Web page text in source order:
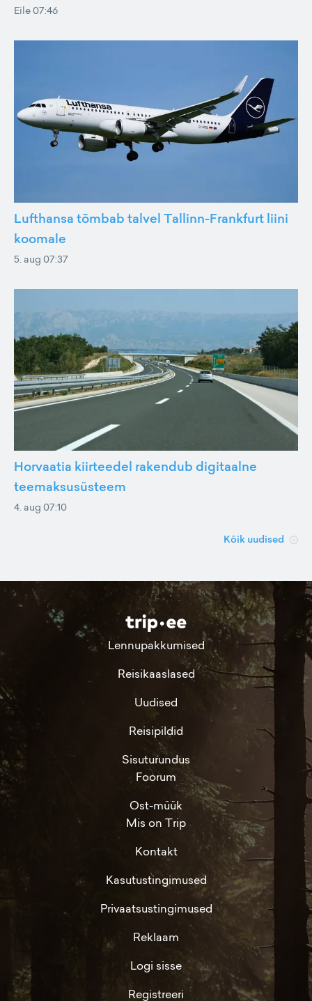
Eile 07:46
Lufthansa tõmbab talvel Tallinn-Frankfurt liini
koomale
5. aug 07:37
Horvaatia kiirteedel rakendub digitaalne
teemaksusüsteem
4. aug 07:10
Kõik uudised
Lennupakkumised
Reisikaaslased
Uudised
Reisipildid
Sisuturundus
Foorum
Ost-müük
Mis on Trip
Kontakt
Kasutustingimused
Privaatsustingimused
Reklaam
Logi sisse
Registreeri